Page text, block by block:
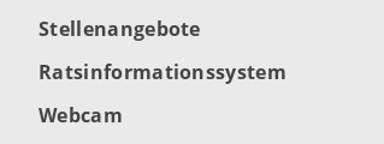
Stellenangebote
Ratsinformationssystem
Webcam